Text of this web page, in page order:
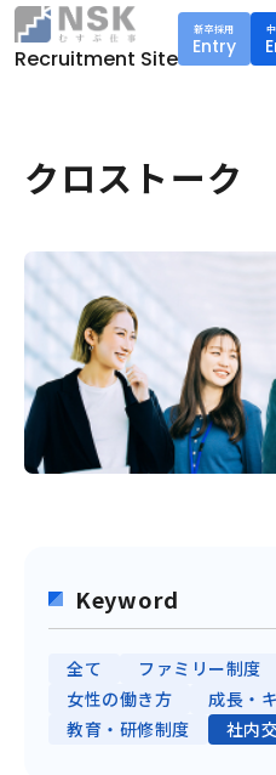
NSK株式会社
Recruitment Site
新卒採用
Entry
クロストーク
Keyword
全て ファミリー制度
女性の働き方
成長・
教育・研修制度
社内